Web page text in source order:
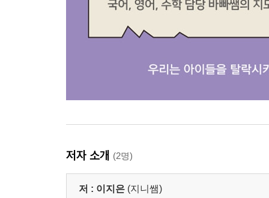
저자 소개 (2명)
저 : 이지은 (지니쌤)